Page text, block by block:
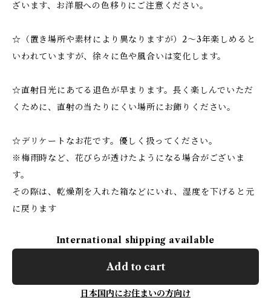
ざいます、お洋服への色移りにご注意ください。
☆（置き場所や素材により異なりますが）2～3年楽しめると
いわれていますが、徐々に色や風合いは変化します。
☆直射日光にあてる退色が早まります。長く楽しんでいただ
くために、直射の当たりにくい場所にお飾りください。
☆デリケートなお花です。優しく扱ってください。
※梅雨時など、花びらが透けたようになる場合がございま
す。
その際は、乾燥剤を入れた箱などにいれ、湿度を下げると元
に戻ります
International shipping available
Add to cart
日本国内にお住まいの方向け